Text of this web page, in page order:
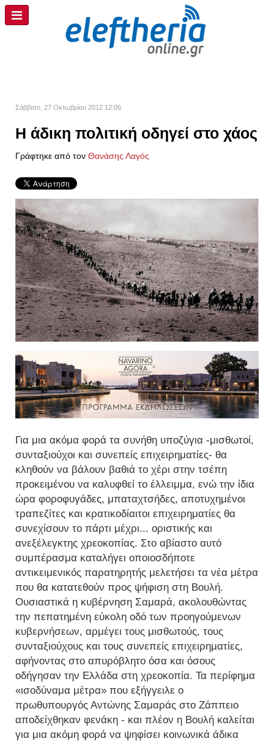
Σάββατο, 27 Οκτωβρίου 2012 12:06
Η άδικη πολιτική οδηγεί στο χάος
Γράφτηκε από τον Θανάσης Λαγός
Για μια ακόμα φορά τα συνήθη υποζύγια -μισθωτοί,
συνταξιούχοι και συνεπείς επιχειρηματίες- θα
κληθούν να βάλουν βαθιά το χέρι στην τσέπη
προκειμένου να καλυφθεί το έλλειμμα, ενώ την ίδια
ώρα φοροφυγάδες, μπαταχτσήδες, αποτυχημένοι
τραπεζίτες και κρατικοδίαιτοι επιχειρηματίες θα
συνεχίσουν το πάρτι μέχρι... οριστικής και
ανεξέλεγκτης χρεοκοπίας. Στο αβίαστο αυτό
συμπέρασμα καταλήγει οποιοσδήποτε
αντικειμενικός παρατηρητής μελετήσει τα νέα μέτρα
που θα κατατεθούν προς ψήφιση στη Βουλή.
Ουσιαστικά η κυβέρνηση Σαμαρά, ακολουθώντας
την πεπατημένη εύκολη οδό των προηγούμενων
κυβερνήσεων, αρμέγει τους μισθωτούς, τους
συνταξιούχους και τους συνεπείς επιχειρηματίες,
αφήνοντας στο απυρόβλητο όσα και όσους
οδήγησαν την Ελλάδα στη χρεοκοπία. Τα περίφημα
«ισοδύναμα μέτρα» που εξήγγειλε ο
πρωθυπουργός Αντώνης Σαμαράς στο Ζάππειο
αποδείχθηκαν φενάκη - και πλέον η Βουλή καλείται
για μια ακόμη φορά να ψηφίσει κοινωνικά άδικα